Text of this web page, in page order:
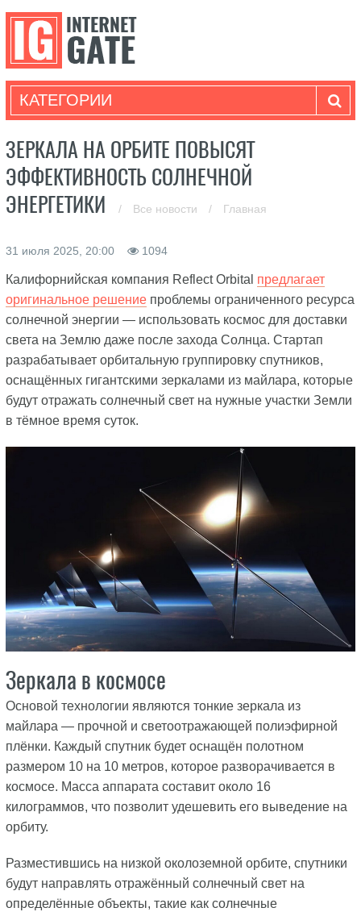
КАТЕГОРИИ
ЗЕРКАЛА НА ОРБИТЕ ПОВЫСЯТ
ЭФФЕКТИВНОСТЬ СОЛНЕЧНОЙ
ЭНЕРГЕТИКИ
/ Все новости / Главная
31 июля 2025, 20:00 1094
Калифорнийская компания Reflect Orbital предлагает
оригинальное решениепроблемы ограниченного ресурса
солнечной энергии — использовать космос для доставки
света на Землю даже после захода Солнца. Стартап
разрабатывает орбитальную группировку спутников,
оснащённых гигантскими зеркалами из майлара, которые
будут отражать солнечный свет на нужные участки Земли
в тёмное время суток.
Зеркала в космосе
Основой технологии являются тонкие зеркала из
майлара — прочной и светоотражающей полиэфирной
плёнки. Каждый спутник будет оснащён полотном
размером 10 на 10 метров, которое разворачивается в
космосе. Масса аппарата составит около 16
килограммов, что позволит удешевить его выведение на
орбиту.
Разместившись на низкой околоземной орбите, спутники
будут направлять отражённый солнечный свет на
определённые объекты, такие как солнечные